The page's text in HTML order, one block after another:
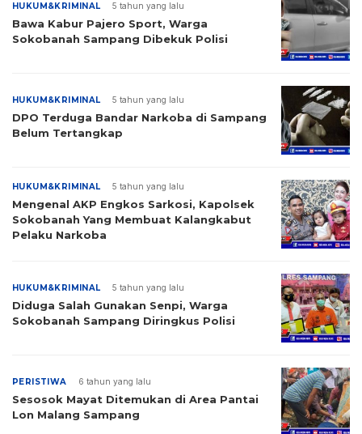
HUKUM&KRIMINAL 5 tahun yang lalu
Bawa Kabur Pajero Sport, Warga
Sokobanah Sampang Dibekuk Polisi
HUKUM&KRIMINAL 5 tahun yang lalu
DPO Terduga Bandar Narkoba di Sampang
Belum Tertangkap
HUKUM&KRIMINAL 5 tahun yang lalu
Mengenal AKP Engkos Sarkosi, Kapolsek
Sokobanah Yang Membuat Kalangkabut
Pelaku Narkoba
HUKUM&KRIMINAL 5 tahun yang lalu
Diduga Salah Gunakan Senpi, Warga
Sokobanah Sampang Diringkus Polisi
PERISTIWA 6 tahun yang lalu
Sesosok Mayat Ditemukan di Area Pantai
Lon Malang Sampang